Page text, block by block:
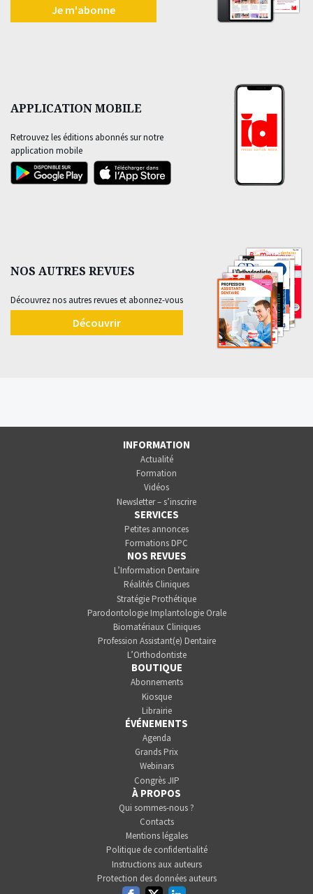
Je m'abonne
APPLICATION MOBILE
Retrouvez les éditions abonnés sur notre
application mobile
NOS AUTRES REVUES
Découvrez nos autres revues et abonnez-vous
Découvrir
INFORMATION
Actualité
Formation
Vidéos
Newsletter – s’inscrire
SERVICES
Petites annonces
Formations DPC
NOS REVUES
L’Information Dentaire
Réalités Cliniques
Stratégie Prothétique
Parodontologie Implantologie Orale
Biomatériaux Cliniques
Profession Assistant(e) Dentaire
L’Orthodontiste
BOUTIQUE
Abonnements
Kiosque
Librairie
ÉVÉNEMENTS
Agenda
Grands Prix
Webinars
Congrès JIP
À PROPOS
Qui sommes-nous ?
Contacts
Mentions légales
Politique de confidentialité
Instructions aux auteurs
Protection des données auteurs